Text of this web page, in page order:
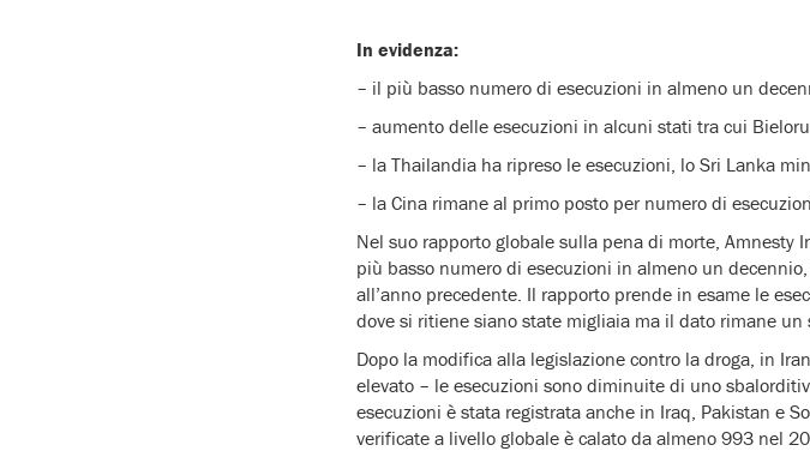
In evidenza:
– il più basso numero di esecuzioni in almeno un
– aumento delle esecuzioni in alcuni stati tra cui
– la Thailandia ha ripreso le esecuzioni, lo Sri Lanka
– la Cina rimane al primo posto per numero di
Nel suo rapporto globale sulla pena di morte,
più basso numero di esecuzioni in almeno un
all’anno precedente. Il rapporto prende in esame le
dove si ritiene siano state migliaia ma il dato rimane un
Dopo la modifica alla legislazione contro la droga, in
elevato – le esecuzioni sono diminuite di uno
esecuzioni è stata registrata anche in Iraq, Pakistan e
verificate a livello globale è calato da almeno 993 nel